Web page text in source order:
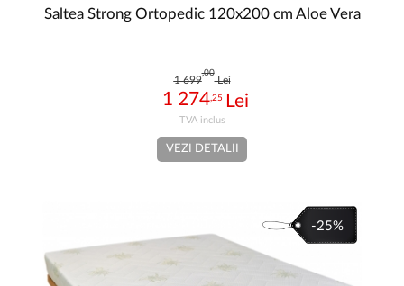
Saltea Strong Ortopedic 120x200 cm Aloe Vera
1 699
,00
Lei
1 274,25
VEZI DETALII
-25%